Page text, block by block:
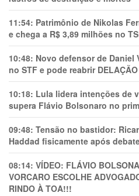
11:54: Patrimônio de Nikolas
e chega a R$ 3,89 milhões no
10:48: Novo defensor de Daniel
no STF e pode reabrir
10:18: Lula lidera intenções de
supera Flávio Bolsonaro no
09:48: Tensão no bastidor:
Haddad fisicamente após
08:14: VÍDEO: FLÁVIO
VORCARO ESCOLHE
RINDO À TOA!!!